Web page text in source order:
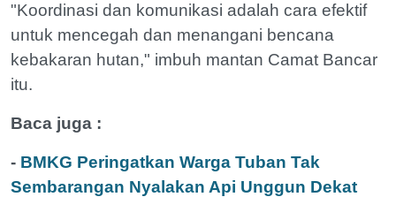
"Koordinasi dan komunikasi adalah cara efektif
untuk mencegah dan menangani bencana
kebakaran hutan," imbuh mantan Camat Bancar
itu.
Baca juga :
- BMKG Peringatkan Warga Tuban Tak
Sembarangan Nyalakan Api Unggun Dekat